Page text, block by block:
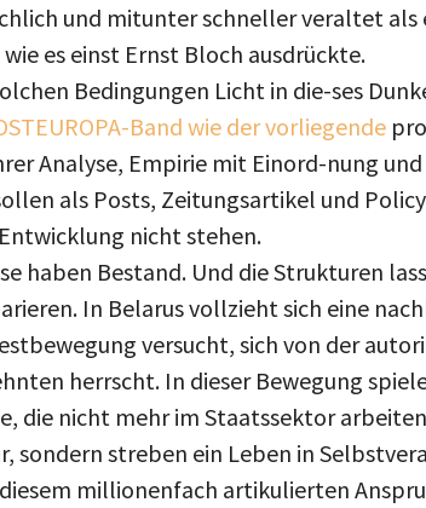
und mitunter schneller veraltet als
es einst Ernst Bloch ausdrückte.
Bedingungen Licht in die-ses
Band wie der vorliegende
Analyse, Empirie mit Einord-nung
als Posts, Zeitungsartikel und
nicht stehen.
haben Bestand. Und die Strukturen
In Belarus vollzieht sich eine
versucht, sich von der
herrscht. In dieser Bewegung
die nicht mehr im Staatssektor
sondern streben ein Leben in
diesem millionenfach artikulierten